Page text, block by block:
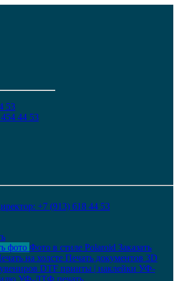
53
44 53
+7 (913) 618 44 53
фото Фото в стиле Polaroid Заказать
на холсте Печать документов 3D
DTF принты | наклейки УФ-
УФ-ДТФ печать